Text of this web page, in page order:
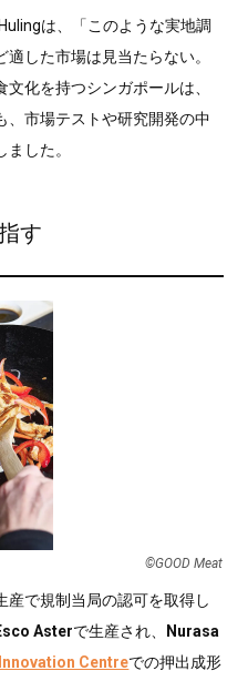
は、「このような実地調
した市場は見当たらない。
化を持つシンガポールは、
、市場テストや研究開発の中
した。
す
©︎GOOD Meat
産で規制当局の認可を取得し
Asterで生産され、
Nurasa
Centreでの押出成形